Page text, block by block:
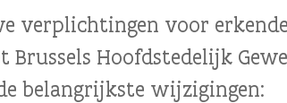
verplichtingen voor
Hoofdstedelijk
belangrijkste wijzigingen: